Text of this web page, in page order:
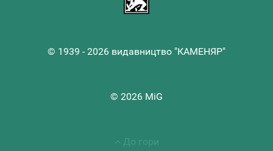
© 1939 - 2026 видавництво "КАМЕНЯР"
© 2026 MiG
До гори